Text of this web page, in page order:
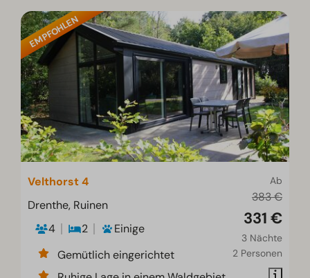
EMPFOHLEN
Ab
383 €
331 €
3 Nächte
2 Personen
Velthorst 4
Drenthe, Ruinen
4
2
Einige
Gemütlich eingerichtet